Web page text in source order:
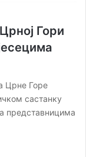
Гори
Црне Горе
састанку
представницима